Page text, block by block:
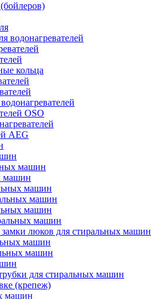
водонагревателей
кольца
OSO
AEG
машин
машин
машин
машин
машин
машин
люков для стиральных машин
машин
машин
для стиральных машин
(крепеж)
машин